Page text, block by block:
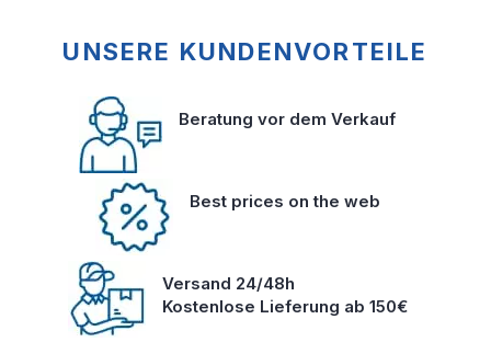
UNSERE KUNDENVORTEILE
Beratung vor dem Verkauf
Best prices on the web
Versand 24/48h
Kostenlose Lieferung ab 150€